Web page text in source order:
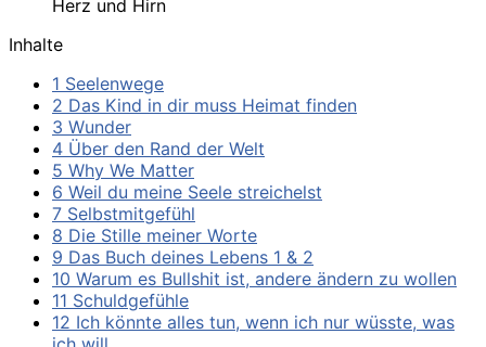
Inhalte
1 Seelenwege
2 Das Kind in dir muss Heimat finden
3 Wunder
4 Über den Rand der Welt
5 Why We Matter
6 Weil du meine Seele streichelst
7 Selbstmitgefühl
8 Die Stille meiner Worte
9 Das Buch deines Lebens 1 & 2
10 Warum es Bullshit ist, andere ändern zu wollen
11 Schuldgefühle
12 Ich könnte alles tun, wenn ich nur wüsste, was